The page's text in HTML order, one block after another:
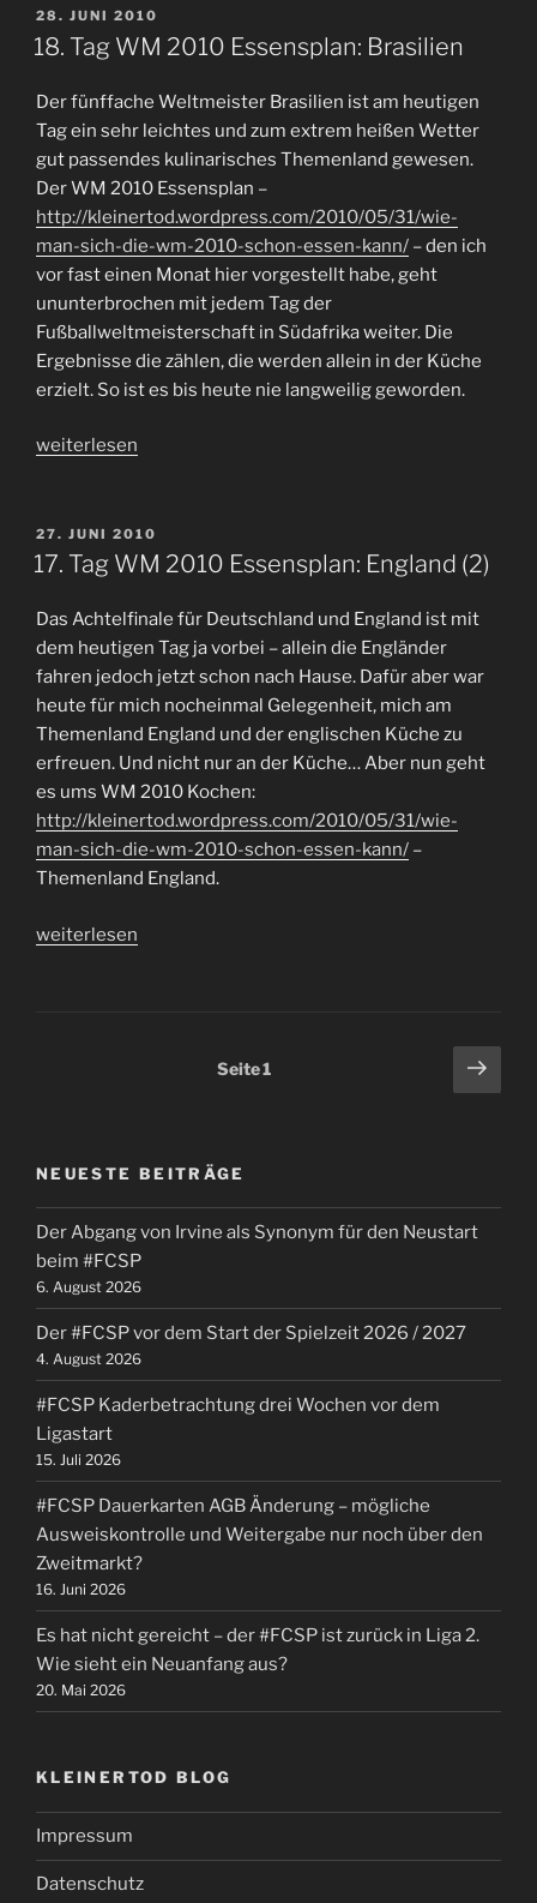
2010
Essensplan:
VERÖFFENTLICHT
AM
28. JUNI 2010
18. Tag WM 2010 Essensplan: Brasilien
Der fünffache Weltmeister Brasilien ist am heutigen
Tag ein sehr leichtes und zum extrem heißen Wetter
gut passendes kulinarisches Themenland gewesen.
Der WM 2010 Essensplan –
http://kleinertod.wordpress.com/2010/05/31/wie-
man-sich-die-wm-2010-schon-essen-kann/ – den ich
vor fast einen Monat hier vorgestellt habe, geht
ununterbrochen mit jedem Tag der
Fußballweltmeisterschaft in Südafrika weiter. Die
Ergebnisse die zählen, die werden allein in der Küche
erzielt. So ist es bis heute nie langweilig geworden.
„18.
2010
Essensplan:
weiterlesen
VERÖFFENTLICHT
AM
27. JUNI 2010
17. Tag WM 2010 Essensplan: England (2)
Das Achtelfinale für Deutschland und England ist mit
dem heutigen Tag ja vorbei – allein die Engländer
fahren jedoch jetzt schon nach Hause. Dafür aber war
heute für mich nocheinmal Gelegenheit, mich am
Themenland England und der englischen Küche zu
erfreuen. Und nicht nur an der Küche… Aber nun geht
es ums WM 2010 Kochen:
http://kleinertod.wordpress.com/2010/05/31/wie-
man-sich-die-wm-2010-schon-essen-kann/ –
Themenland England.
„17.
weiterlesen
Seitennummerierung
Seite1
NEUESTE BEITRÄGE
Der Abgang von Irvine als Synonym für den Neustart
beim #FCSP
6. August 2026
Der #FCSP vor dem Start der Spielzeit 2026 / 2027
4. August 2026
#FCSP Kaderbetrachtung drei Wochen vor dem
Ligastart
15. Juli 2026
#FCSP Dauerkarten AGB Änderung – mögliche
Ausweiskontrolle und Weitergabe nur noch über den
Zweitmarkt?
16. Juni 2026
Es hat nicht gereicht – der #FCSP ist zurück in Liga 2.
Wie sieht ein Neuanfang aus?
20. Mai 2026
KLEINERTOD BLOG
Impressum
Datenschutz